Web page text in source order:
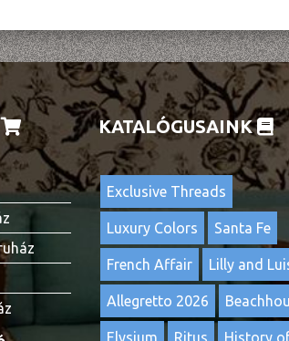
KATALÓGUSAINK
Exclusive Threads
Luxury Colors Santa Fe
French Affair Lilly and
Allegretto 2026
Elysium Ritus History